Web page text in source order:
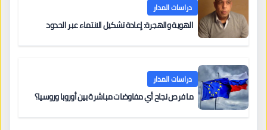
دراسات المدار
الهوية والهجرة: إعادة تشكيل الانتماء عبر الحدود
دراسات المدار
ما فرص نجاح أي مفاوضات مباشرة بين أوروبا وروسيا؟